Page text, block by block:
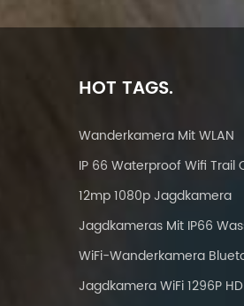
HOT TAGS.
Wanderkamera Mit WLAN
12mp 1080p Jagdkamera
Jagdkamera WiFi 1296P HD